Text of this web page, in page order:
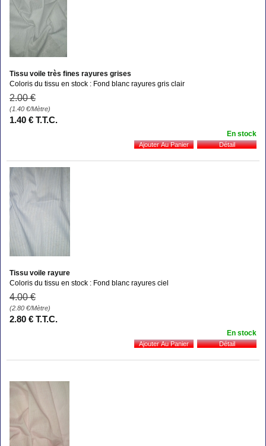
Tissu voile très fines rayures grises
Coloris du tissu en stock : Fond blanc rayures gris clair
2.00 €
(1.40 €/Mètre)
1.40 € T.T.C.
En stock
Tissu voile rayure
Coloris du tissu en stock : Fond blanc rayures ciel
4.00 €
(2.80 €/Mètre)
2.80 € T.T.C.
En stock